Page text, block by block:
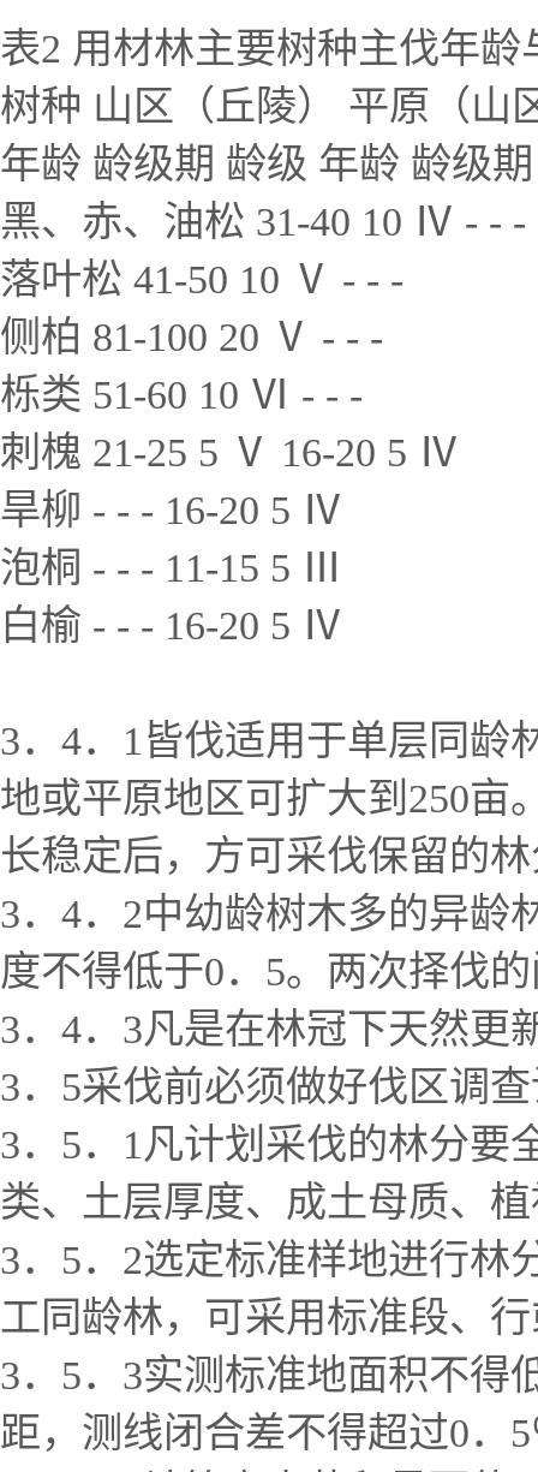
表2 用材林主要树种主伐年龄
树种 山区（丘陵） 平原（山
年龄 龄级期 龄级 年龄 龄级
黑、赤、油松 31-40 10 Ⅳ - - -
落叶松 41-50 10 Ⅴ - - -
侧柏 81-100 20 Ⅴ - - -
栎类 51-60 10 Ⅵ - - -
刺槐 21-25 5 Ⅴ 16-20 5 Ⅳ
旱柳 - - - 16-20 5 Ⅳ
泡桐 - - - 11-15 5 Ⅲ
白榆 - - - 16-20 5 Ⅳ
3．4．1皆伐适用于单层同龄
地或平原地区可扩大到250亩
长稳定后，方可采伐保留的
3．4．2中幼龄树木多的异龄
度不得低于0．5。两次择伐
3．4．3凡是在林冠下天然更
3．5采伐前必须做好伐区调
3．5．1凡计划采伐的林分要
类、土层厚度、成土母质、
3．5．2选定标准样地进行林
工同龄林，可采用标准段、
3．5．3实测标准地面积不得
距，测线闭合差不得超过0．